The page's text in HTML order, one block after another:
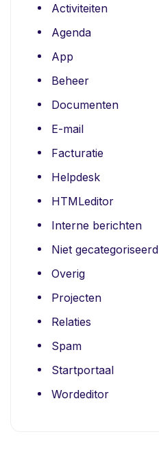
Activiteiten
Agenda
App
Beheer
Documenten
E-mail
Facturatie
Helpdesk
HTMLeditor
Interne berichten
Niet gecategoriseerd
Overig
Projecten
Relaties
Spam
Startportaal
Wordeditor